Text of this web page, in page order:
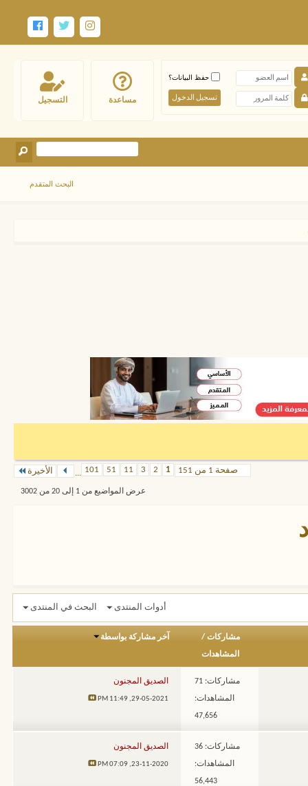
التسجيل مساعدة
حفظ البيانات؟
البحث المتقدم
صفحة 1 من 151 1
2
3
11
51
101
... الأخيرة
عرض المواضيع من 1 إلى 20 من 3002
أدوات المنتدى البحث في المنتدى
مشاركات /
المشاهدات
آخر مشاركة بواسطة
مشاركات: 71
المشاهدات:
47,656
الصديق المجنون
29-05-2021,
11:49 PM
مشاركات: 36
المشاهدات:
56,443
الصديق المجنون
23-11-2020,
07:09 PM